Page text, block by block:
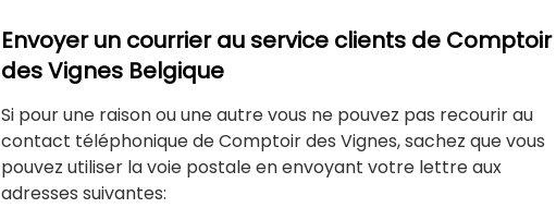
Envoyer un courrier au service clients de Comptoir
des Vignes Belgique
Si pour une raison ou une autre vous ne pouvez pas recourir au
contact téléphonique de Comptoir des Vignes, sachez que vous
pouvez utiliser la voie postale en envoyant votre lettre aux
adresses suivantes: